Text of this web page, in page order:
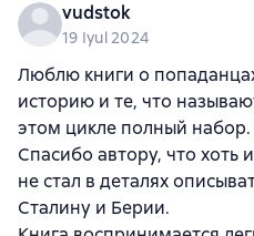
vudstok
19 Iyul 2024
Люблю книги о
историю и те, что
этом цикле полный набор.
Спасибо автору, что хоть
не стал в деталях
Сталину и Берии.